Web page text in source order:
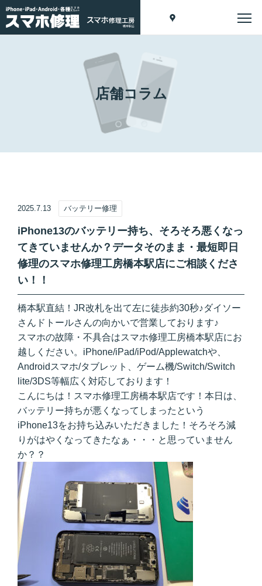
店舗コラム
2025.7.13 バッテリー修理
iPhone13のバッテリー持ち、そろそろ悪くなっ
てきていませんか？データそのまま・最短即日
修理のスマホ修理工房橋本駅店にご相談くださ
い！！
橋本駅直結！JR改札を出て左に徒歩約30秒♪ダイソー
さんドトールさんの向かいで営業しております♪
スマホの故障・不具合はスマホ修理工房橋本駅店にお
越しください。iPhone/iPad/iPod/Applewatchや、
Androidスマホ/タブレット、ゲーム機/Switch/Switch
lite/3DS等幅広く対応しております！
こんにちは！スマホ修理工房橋本駅店です！本日は、
バッテリー持ちが悪くなってしまったという
iPhone13をお持ち込みいただきました！そろそろ減
りがはやくなってきたなぁ・・・と思っていません
か？？